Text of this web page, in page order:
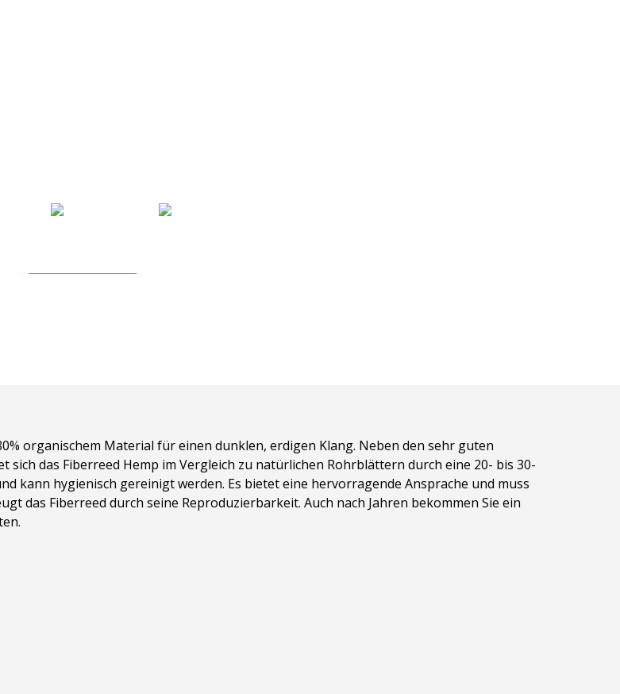
organischem Material für einen dunklen, erdigen Klang. Neben den sehr guten
das Fiberreed Hemp im Vergleich zu natürlichen Rohrblättern durch eine 20- bis 30-
kann hygienisch gereinigt werden. Es bietet eine hervorragende Ansprache und muss
das Fiberreed durch seine Reproduzierbarkeit. Auch nach Jahren bekommen Sie ein